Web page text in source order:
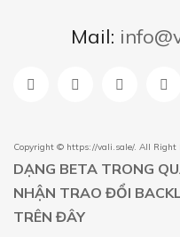
Mail:
Copyright © https://vali.sale/. All Right
DẠNG BETA TRONG
NHẬN TRAO ĐỔI
TRÊN ĐÂY